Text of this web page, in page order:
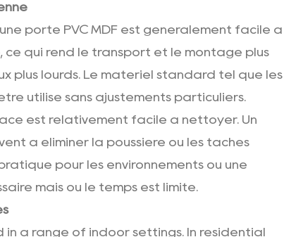
porte PVC MDF est généralement facile à
ce qui rend le transport et le montage plus
plus lourds. Le matériel standard tel que les
utilisé sans ajustements particuliers.
est relativement facile à nettoyer. Un
à éliminer la poussière ou les taches
pour les environnements où une
mais où le temps est limité.
in a range of indoor settings. In residential